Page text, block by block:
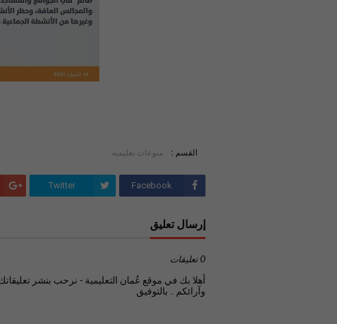
القسم : منوعات تعليمية
Facebook
Twitter
إرسال تعليق
0 تعليقات
أهلا بك في موقع عُمان التعليمية - نرحب بنشر
وآرائكم .. بالتوفيق